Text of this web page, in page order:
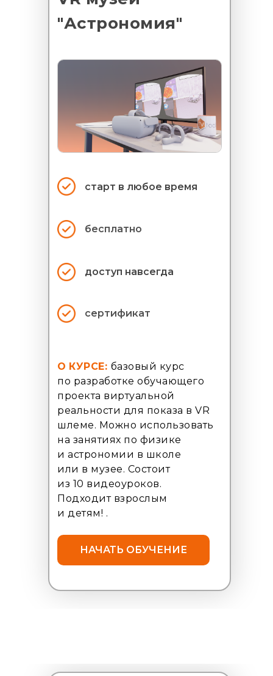
"Астрономия"
О КУРСЕ: базовый курс
по разработке обучающего
проекта виртуальной
реальности для показа в VR
шлеме. Можно использовать
на занятиях по физике
и астрономии в школе
или в музее. Состоит
из 10 видеоуроков.
Подходит взрослым
и детям! .
НАЧАТЬ ОБУЧЕНИЕ
старт в любое время
бесплатно
доступ навсегда
сертификат